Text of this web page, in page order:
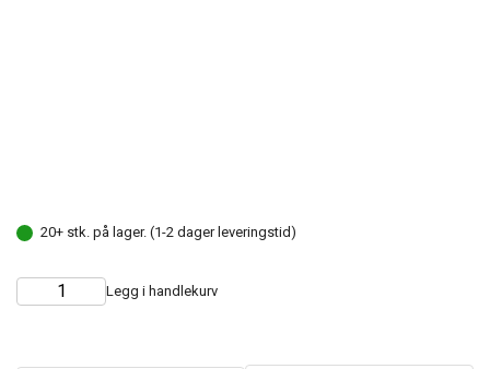
20+ stk. på lager. (1-2 dager leveringstid)
Choose
Quantity Legg i handlekurv